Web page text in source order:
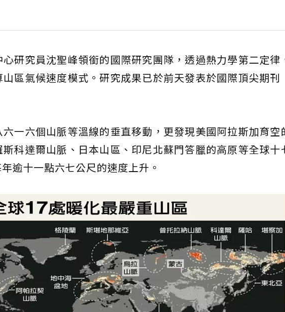
研究員沈聖峰領銜的國際研究團隊，透過熱力學第二定律
區氣候速度模式。研究成果已於前天發表於國際頂尖期刊
一六個山脈等溫線的垂直移動，更發現美國阿拉斯加育空
科達爾山脈、日本山區、印尼北蘇門答臘的高原等全球十
逾十一點六七公尺的速度上升。